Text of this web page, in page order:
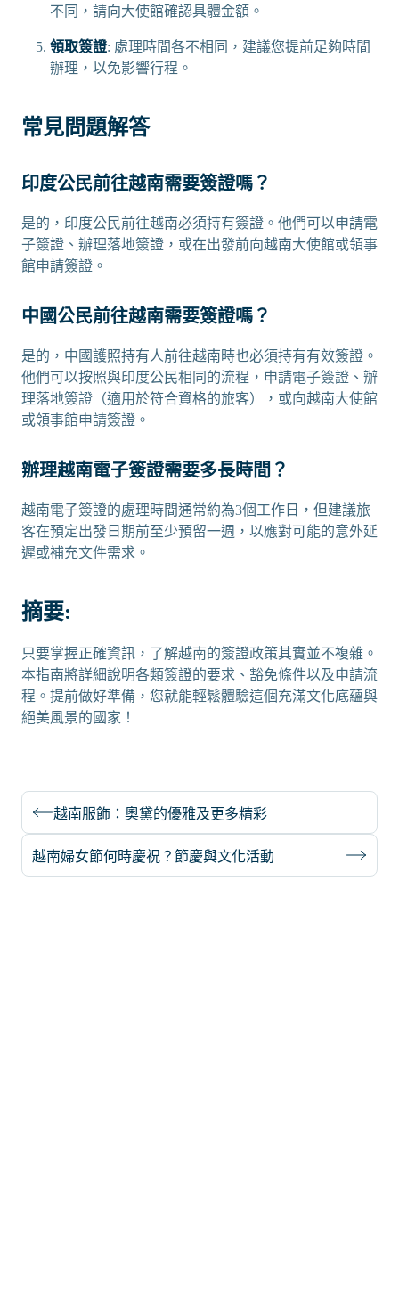
不同，請向大使館確認具體金額。
領取簽證: 處理時間各不相同，建議您提前足夠時間
辦理，以免影響行程。
常見問題解答
印度公民前往越南需要簽證嗎？
是的，印度公民前往越南必須持有簽證。他們可以申請電
子簽證、辦理落地簽證，或在出發前向越南大使館或領事
館申請簽證。
中國公民前往越南需要簽證嗎？
是的，中國護照持有人前往越南時也必須持有有效簽證。
他們可以按照與印度公民相同的流程，申請電子簽證、辦
理落地簽證（適用於符合資格的旅客），或向越南大使館
或領事館申請簽證。
辦理越南電子簽證需要多長時間？
越南電子簽證的處理時間通常約為3個工作日，但建議旅
客在預定出發日期前至少預留一週，以應對可能的意外延
遲或補充文件需求。
摘要:
只要掌握正確資訊，了解越南的簽證政策其實並不複雜。
本指南將詳細說明各類簽證的要求、豁免條件以及申請流
程。提前做好準備，您就能輕鬆體驗這個充滿文化底蘊與
絕美風景的國家！
越南服飾：奧黛的優雅及更多精彩
越南婦女節何時慶祝？節慶與文化活動